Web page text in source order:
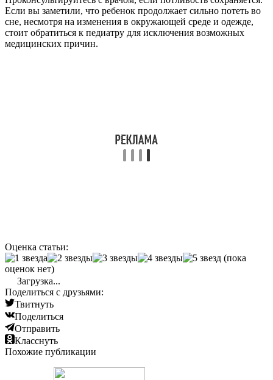
Если вы заметили, что ребенок продолжает сильно потеть во
сне, несмотря на изменения в окружающей среде и одежде,
стоит обратиться к педиатру для исключения возможных
медицинских причин.
Оценка статьи:
(пока
оценок нет)
Загрузка...
Поделиться с друзьями:
Твитнуть
Поделиться
Отправить
Класснуть
Похожие публикации